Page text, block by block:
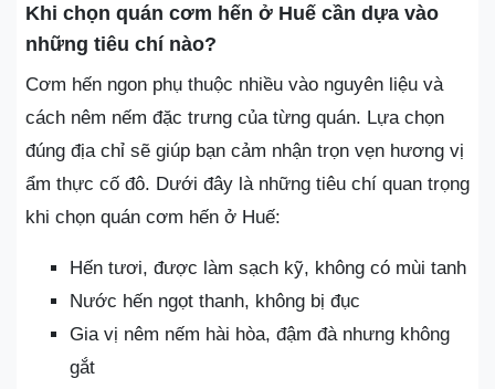
Khi chọn quán cơm hến ở Huế cần dựa vào
những tiêu chí nào?
Cơm hến ngon phụ thuộc nhiều vào nguyên liệu và
cách nêm nếm đặc trưng của từng quán. Lựa chọn
đúng địa chỉ sẽ giúp bạn cảm nhận trọn vẹn hương vị
ẩm thực cố đô. Dưới đây là những tiêu chí quan trọng
khi chọn quán cơm hến ở Huế:
Hến tươi, được làm sạch kỹ, không có mùi tanh
Nước hến ngọt thanh, không bị đục
Gia vị nêm nếm hài hòa, đậm đà nhưng không
gắt